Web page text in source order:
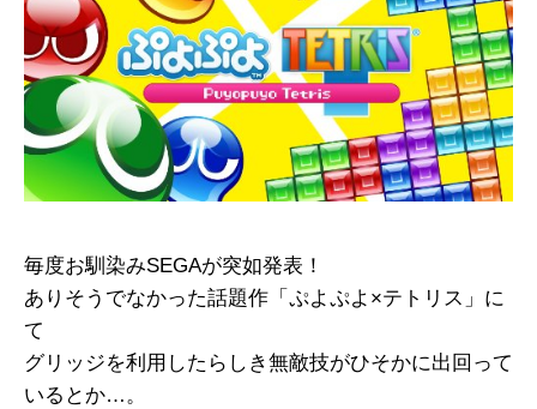
毎度お馴染みSEGAが突如発表！
ありそうでなかった話題作「ぷよぷよ×テトリス」に
て
グリッジを利用したらしき無敵技がひそかに出回って
いるとか…。